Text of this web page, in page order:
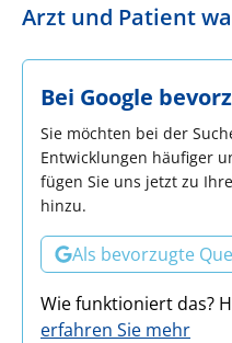
Arzt und Patient
Bei Google
Sie möchten bei der
Entwicklungen häufiger
fügen Sie uns jetzt zu
hinzu.
Als bevorzugte
Wie funktioniert das?
erfahren Sie mehr